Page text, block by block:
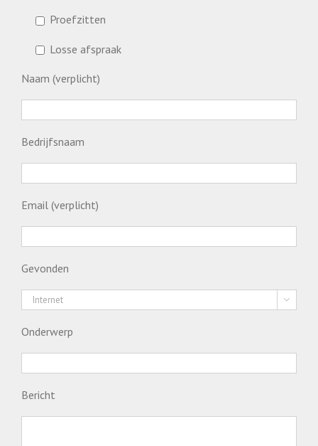
Proefzitten
Losse afspraak
Naam (verplicht)
Bedrijfsnaam
Email (verplicht)
Gevonden

Onderwerp
Bericht